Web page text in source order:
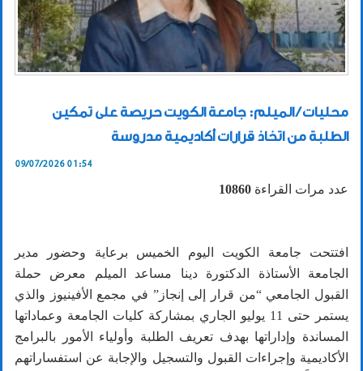
محليات / الميلم: جامعة الكويت حريصة على تمكين
الطلبة من اتخاذ قرارات أكاديمية مدروسة
09/07/2026 01:54
عدد مرات القراءة 10860
افتتحت جامعة الكويت اليوم الخميس برعاية وحضور مدير
الجامعة الأستاذة الدكتورة دينا مساعد الميلم معرض حملة
القبول الجامعي “من قرار إلى إنجاز” في مجمع الأفينيوز والذي
يستمر حتى 11 يوليو الجاري بمشاركة كليات الجامعة وعماداتها
المساندة وإداراتها بهدف تعريف الطلبة وأولياء الأمور بالبرامج
الأكاديمية وإجراءات القبول والتسجيل والإجابة عن استفساراتهم